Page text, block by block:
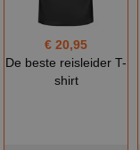
€ 20,95
De beste reisleider T-
shirt